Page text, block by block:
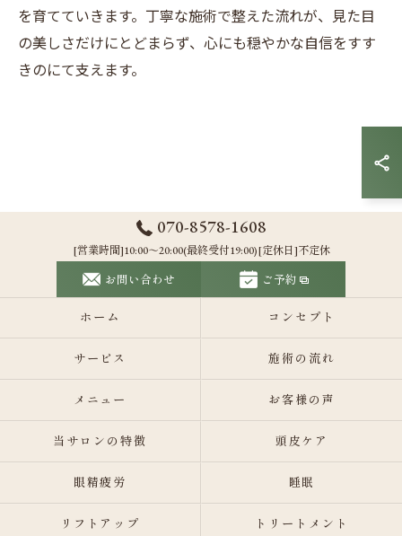
を育てていきます。丁寧な施術で整えた流れが、見た目
の美しさだけにとどまらず、心にも穏やかな自信をすす
きのにて支えます。
070-8578-1608
[営業時間]10:00～20:00(最終受付19:00)[定休日]不定休
お問い合わせ ご予約
ホーム コンセプト
サービス 施術の流れ
メニュー お客様の声
当サロンの特徴 頭皮ケア
眼精疲労 睡眠
リフトアップ トリートメント